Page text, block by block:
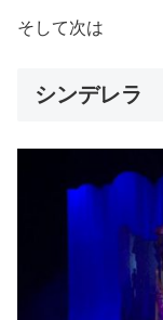
そして次は
シンデレラ